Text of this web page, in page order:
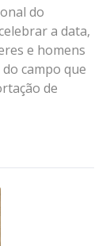
do
a data,
e homens
campo que
de